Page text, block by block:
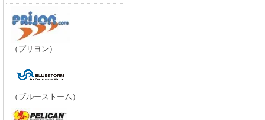
（プリヨン）
（ブルーストーム）